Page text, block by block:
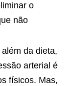
o
não
além da dieta,
arterial é
físicos. Mas,